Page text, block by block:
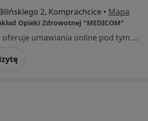
2, Komprachcice • Mapa
Opieki Zdrowotnej "MEDICOM"
Specjalista nie oferuje umawiania online pod tym adresem.